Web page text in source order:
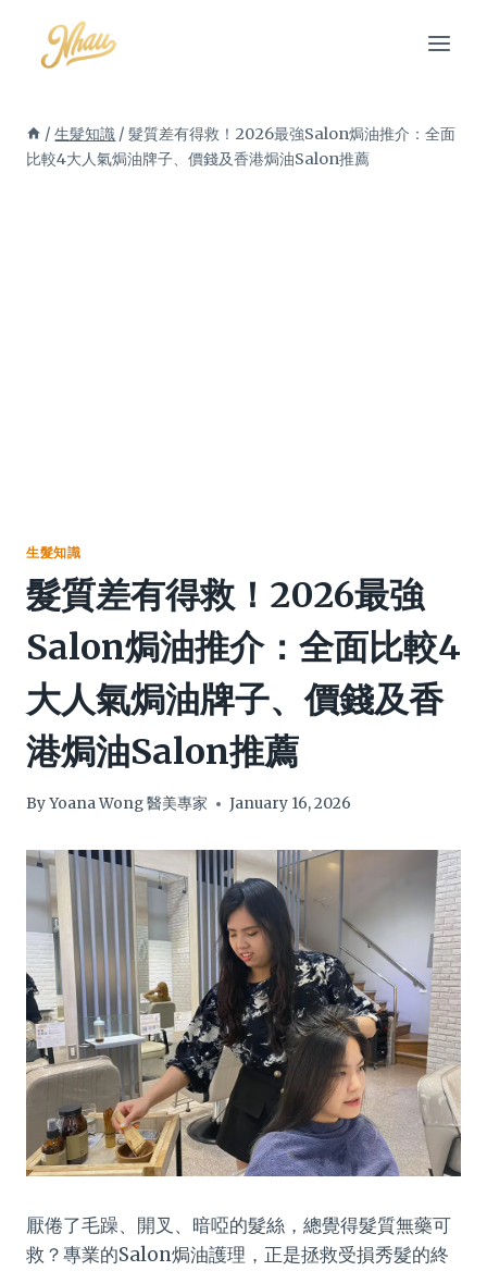
content
/ 生髮知識 / 髮質差有得救！2026最強Salon焗油推介：全面
比較4大人氣焗油牌子、價錢及香港焗油Salon推薦
生髮知識
髮質差有得救！2026最強
Salon焗油推介：全面比較4
大人氣焗油牌子、價錢及香
港焗油Salon推薦
ByYoana Wong 醫美專家 January 16, 2026
厭倦了毛躁、開叉、暗啞的髮絲，總覺得髮質無藥可
救？專業的Salon焗油護理，正是拯救受損秀髮的終